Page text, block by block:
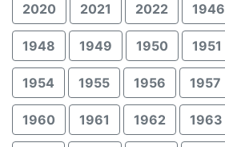
2020 2021 2022 1946
1948 1949 1950 1951
1954 1955 1956 1957
1960 1961 1962 1963